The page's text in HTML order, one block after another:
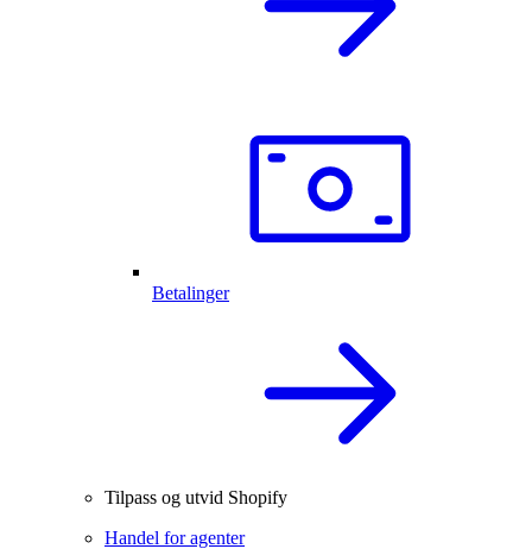
Betalinger
Tilpass og utvid Shopify
Handel for agenter